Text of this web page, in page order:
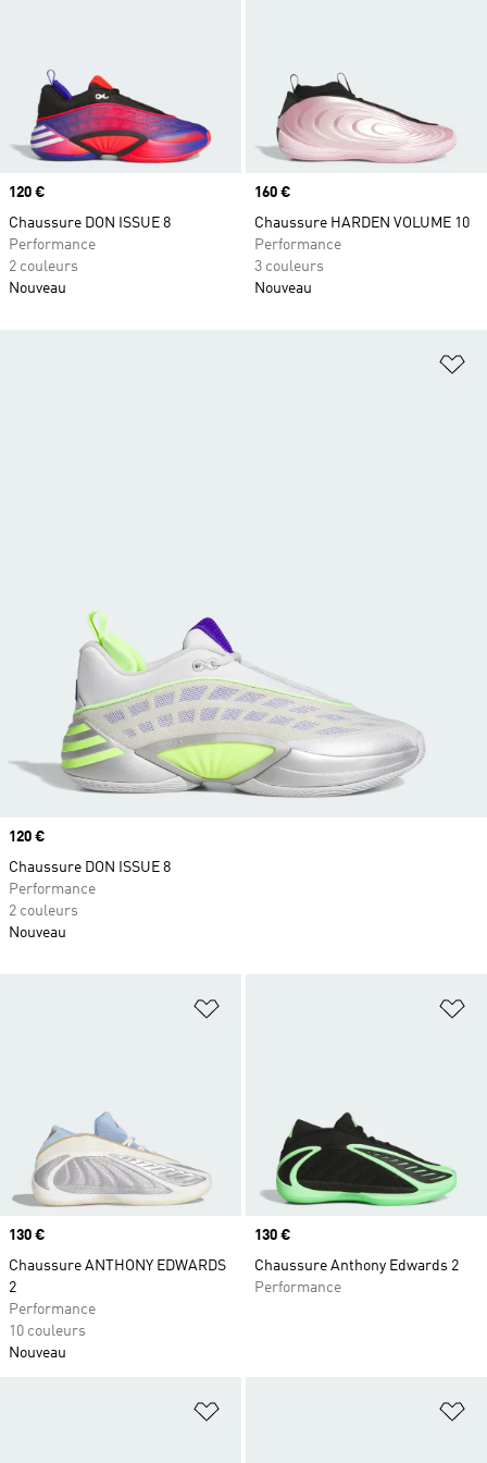
Prix
120 €
Chaussure DON ISSUE 8
Performance
2 couleurs
Nouveau
Prix
160 €
Chaussure HARDEN VOLUME 10
Performance
3 couleurs
Nouveau
Ajouter à la Liste de produits
Prix
130 €
Chaussure ANTHONY EDWARDS
2
Performance
10 couleurs
Nouveau
Prix
130 €
Chaussure Anthony Edwards 2
Performance
Ajouter à la Liste de produits
Prix
120 €
Chaussure DON ISSUE 8
Performance
2 couleurs
Nouveau